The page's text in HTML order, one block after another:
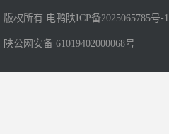
版权所有 电鸭 陕ICP备2025065785号-1
陕公网安备 61019402000068号